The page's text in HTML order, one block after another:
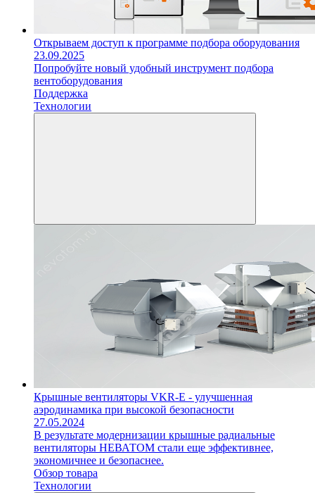
Открываем доступ к программе подбора оборудования
23.09.2025
Попробуйте новый удобный инструмент подбора
вентоборудования
Поддержка
Технологии
Крышные вентиляторы VKR-E - улучшенная
аэродинамика при высокой безопасности
27.05.2024
В результате модернизации крышные радиальные
вентиляторы НЕВАТОМ стали еще эффективнее,
экономичнее и безопаснее.
Обзор товара
Технологии